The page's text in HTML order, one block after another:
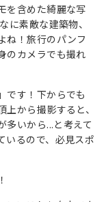
を含めた綺麗な写
素敵な建築物、
ね！旅行のパンフ
のカメラでも撮れ
です！下からでも
から撮影すると、
多いから...と考えて
いるので、必見スポ